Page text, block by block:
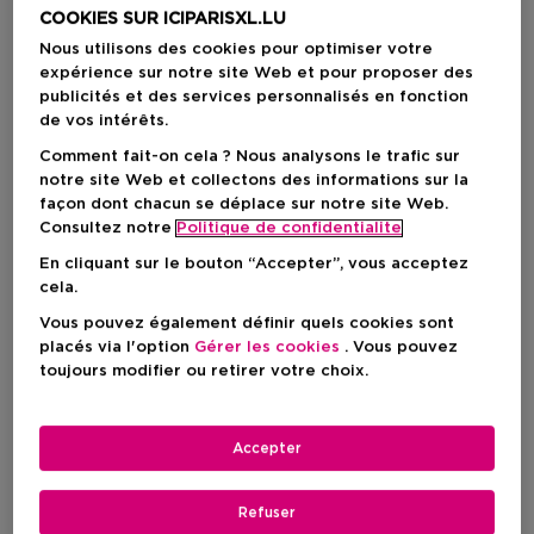
Prix du produit
51,50 € Prix du produit
46,90 €
1
GIVENCHY COSMETICS
3
COOKIES SUR ICIPARISXL.LU
Nous utilisons des cookies pour optimiser votre
expérience sur notre site Web et pour proposer des
publicités et des services personnalisés en fonction
de vos intérêts.
Comment fait-on cela ? Nous analysons le trafic sur
notre site Web et collectons des informations sur la
façon dont chacun se déplace sur notre site Web.
Consultez notre Politique de confidentialite
En cliquant sur le bouton “Accepter”, vous acceptez
cela.
Vous pouvez également définir quels cookies sont
placés via l'option Gérer les cookies . Vous pouvez
toujours modifier ou retirer votre choix.
Refuser
Accepter